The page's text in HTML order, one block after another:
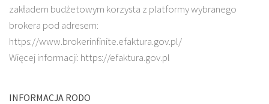
zakładem budżetowym korzysta z platformy wybranego
brokera pod adresem:
https://www.brokerinfinite.efaktura.gov.pl/
Więcej informacji: https://efaktura.gov.pl
INFORMACJA RODO